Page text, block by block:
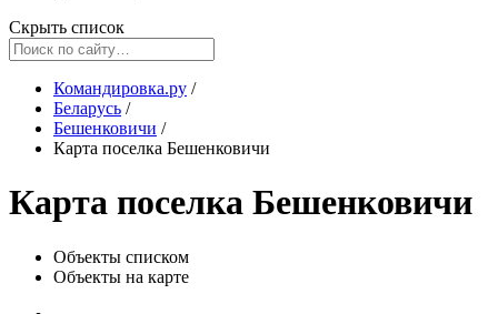
Скрыть список
Командировка.ру /
Беларусь /
Бешенковичи /
Карта поселка Бешенковичи
Карта поселка Бешенковичи
Объекты списком
Объекты на карте